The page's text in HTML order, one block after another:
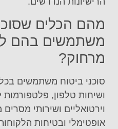
מהם הכלים
משתמשים בהם
מרחוק?
סוכני ביטוח משתמשים
ושיחות טלפון, פלטפורמות
וירטואליים ושירותי
אופטימלי ובטיחות